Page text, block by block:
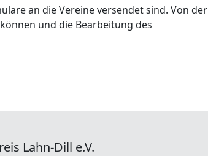
an die Vereine versendet sind. Von der
und die Bearbeitung des
Lahn-Dill e.V.